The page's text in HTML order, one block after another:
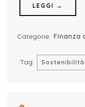
LEGGI →
Categorie: Finanza
Tag: Sostenibilità